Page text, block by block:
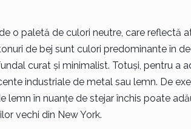
o paletă de culori neutre, care reflectă
de bej sunt culori predominante în
curat și minimalist. Totuși, pentru a
industriale de metal sau lemn. De
în nuanțe de stejar închis poate
vechi din New York.